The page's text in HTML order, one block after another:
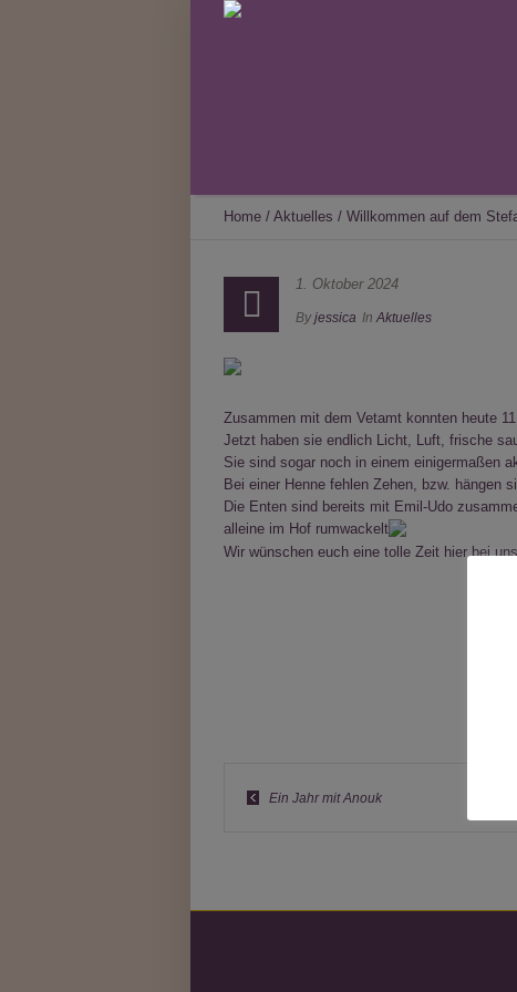
Home / Aktuelles / Willkommen auf dem
1. Oktober 2024
By jessica InAktuelles
Zusammen mit dem Vetamt konnten heute
Jetzt haben sie endlich Licht, Luft, frische
Sie sind sogar noch in einem einigermaßen
Bei einer Henne fehlen Zehen, bzw. hängen
Die Enten sind bereits mit Emil-Udo
alleine im Hof rumwackelt
Wir wünschen euch eine tolle Zeit hier bei uns
Ein Jahr mit Anouk